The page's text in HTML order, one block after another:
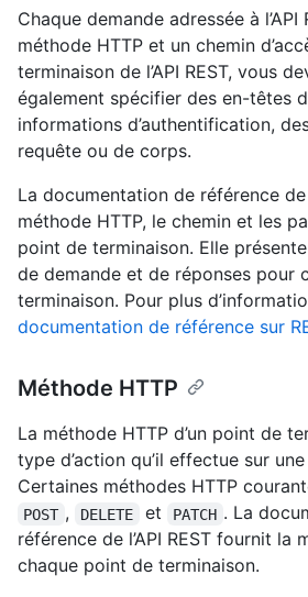
Chaque demande adressée à l’API
méthode HTTP et un chemin
terminaison de l’API REST, vous
également spécifier des en-têtes
informations d’authentification,
requête ou de corps.
La documentation de référence de
méthode HTTP, le chemin et les
point de terminaison. Elle
de demande et de réponses pour
terminaison. Pour plus
documentation de référence sur
Méthode HTTP
La méthode HTTP d’un point de
type d’action qu’il effectue sur
Certaines méthodes HTTP
POST , DELETE et PATCH . La
référence de l’API REST fournit la
chaque point de terminaison.